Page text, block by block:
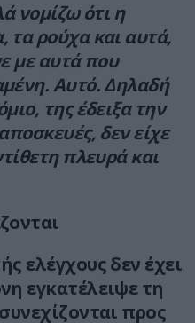
νομίζω ότι η
ρούχα και αυτά,
με αυτά που
Αυτό. Δηλαδή
της έδειξα την
δεν είχε
πλευρά και
ελέγχους δεν έχει
εγκατέλειψε τη
προς